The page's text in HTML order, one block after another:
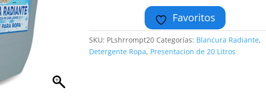
Favoritos
SKU: PLshrrompt20 Categorías: Blancura Radiante,
Detergente Ropa, Presentacion de 20 Litros